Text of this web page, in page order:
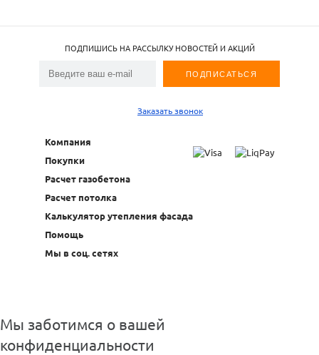
ПОДПИШИСЬ НА РАССЫЛКУ НОВОСТЕЙ И АКЦИЙ
Заказать звонок
Компания
Покупки
Расчет газобетона
Расчет потолка
Калькулятор утепления фасада
Помощь
Мы в соц. сетях
Мы заботимся о вашей
конфиденциальности